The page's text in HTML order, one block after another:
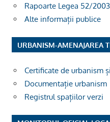
Rapoarte Legea 52/2003
Alte informații publice
URBANISM-AMENAJAREA
Certificate de urbanism
Documentație urbanism
Registrul spațiilor verzi